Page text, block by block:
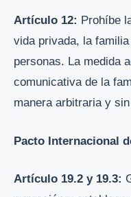
Artículo 12: Prohíbe
vida privada, la
personas. La medida
comunicativa de la
manera arbitraria y
Pacto Internacional
Artículo 19.2 y 19.3: